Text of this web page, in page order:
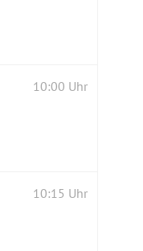
10:00 Uhr
10:15 Uhr